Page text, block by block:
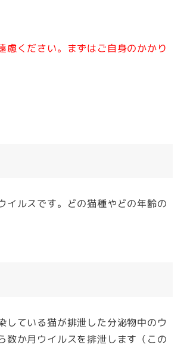
ください。 まずはご自身のかかり
イルスです。どの猫種やどの年齢の
ている猫が排泄した分泌物中のウ
数か月ウイルスを排泄します（この